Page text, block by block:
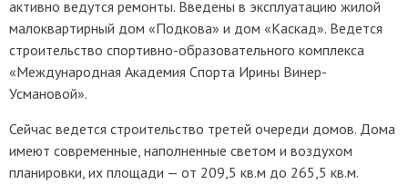
активно ведутся ремонты. Введены в эксплуатацию жилой
малоквартирный дом «Подкова» и дом «Каскад». Ведется
строительство спортивно-образовательного комплекса
«Международная Академия Спорта Ирины Винер-
Усмановой».
Сейчас ведется строительство третей очереди домов. Дома
имеют современные, наполненные светом и воздухом
планировки, их площади — от 209,5 кв.м до 265,5 кв.м.